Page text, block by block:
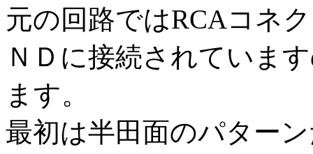
元の回路ではRCAコネ
ＮＤに接続されていま
ます。
最初は半田面のパター